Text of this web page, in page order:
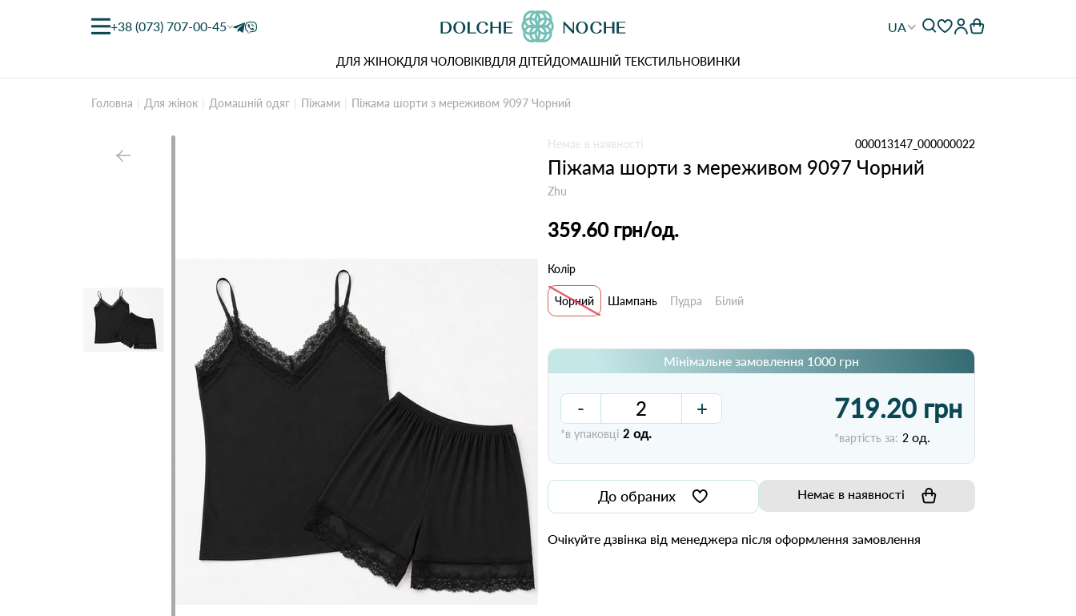
+38 (073) 707-00-45 UA
ДЛЯ ЖІНОКДЛЯ ЧОЛОВІКІВДЛЯ ДІТЕЙДОМАШНІЙ ТЕКСТИЛЬНОВИНКИ
Головна Для жінок Домашній одяг Піжами Піжама шорти з мереживом 9097 Чорний
Немає в наявності 000013147_000000022
Піжама шорти з мереживом 9097 Чорний
Zhu
359.60 грн/од.
Колір
Чорний Шампань Пудра Білий
Мінімальне замовлення 1000 грн
- +
*в упаковці 2 од.
719.20 грн
*вартість за: 2 од.
До обраних Немає в наявності
Очікуйте дзвінка від менеджера після оформлення замовлення